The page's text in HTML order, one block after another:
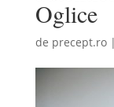
Oglice
de precept.ro|